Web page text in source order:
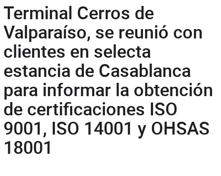
Terminal Cerros de
Valparaíso, se reunió con
clientes en selecta
estancia de Casablanca
para informar la obtención
de certificaciones ISO
9001, ISO 14001 y OHSAS
18001